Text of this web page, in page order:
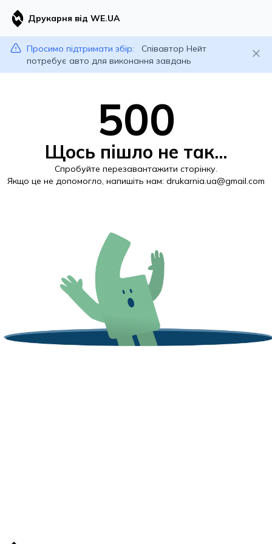
Друкарня від WE.UA
Просимо підтримати збір:
Співавтор Нейт
потребує авто для виконання завдань
500
Щось пішло не так...
Спробуйте перезавантажити сторінку.
Якщо це не допомогло, напишіть нам: drukarnia.ua@gmail.com